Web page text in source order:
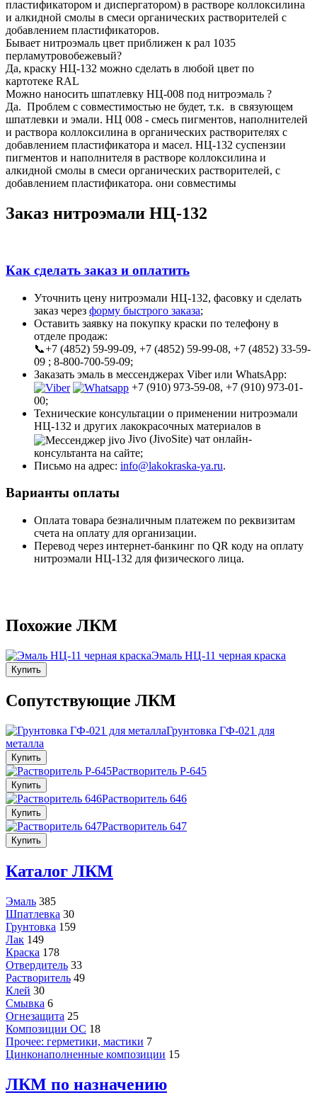
пластификатором и диспергатором) в растворе коллоксилина
и алкидной смолы в смеси органических растворителей с
добавлением пластификаторов.
Бывает нитроэмаль цвет приближен к рал 1035
перламутровобежевый?
Да, краску НЦ-132 можно сделать в любой цвет по
картотеке RAL
Можно наносить шпатлевку НЦ-008 под нитроэмаль ?
Да. Проблем с совместимостью не будет, т.к. в связующем
шпатлевки и эмали. НЦ 008 - смесь пигментов, наполнителей
и раствора коллоксилина в органических растворителях с
добавлением пластификатора и масел. НЦ-132 суспензии
пигментов и наполнителя в растворе коллоксилина и
алкидной смолы в смеси органических растворителей, с
добавлением пластификатора. они совместимы
Заказ нитроэмали НЦ-132
Как сделать заказ и оплатить
Уточнить цену нитроэмали НЦ-132, фасовку и сделать
заказ через форму быстрого заказа;
Оставить заявку на покупку краски по телефону в
отделе продаж:
📞+7 (4852) 59-99-09, +7 (4852) 59-99-08, +7 (4852) 33-59-
09 ; 8-800-700-59-09;
Заказать эмаль в мессенджерах Viber или WhatsApp:
+7 (910) 973-59-08, +7 (910) 973-01-
00;
Технические консультации о применении нитроэмали
НЦ-132 и других лакокрасочных материалов в
Jivo (JivoSite) чат онлайн-
консультанта на сайте;
Письмо на адрес: info@lakokraska-ya.ru.
Варианты оплаты
Оплата товара безналичным платежем по реквизитам
счета на оплату для организации.
Перевод через интернет-банкинг по QR коду на оплату
нитроэмали НЦ-132 для физического лица.
Похожие ЛКМ
Эмаль НЦ-11 черная краска
Купить
Сопутствующие ЛКМ
Грунтовка ГФ-021 для
металла
Купить
Растворитель Р-645
Купить
Растворитель 646
Купить
Растворитель 647
Купить
Каталог ЛКМ
Эмаль 385
Шпатлевка 30
Грунтовка 159
Лак 149
Краска 178
Отвердитель 33
Растворитель 49
Клей 30
Смывка 6
Огнезащита 25
Композиции ОС 18
Прочее: герметики, мастики 7
Цинконаполненные композиции 15
ЛКМ по назначению